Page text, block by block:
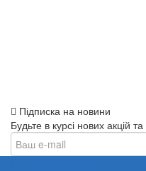
Підписка на новини
Будьте в курсі нових акцій